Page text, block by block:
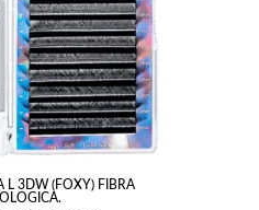
L 3DW (FOXY) FIBRA